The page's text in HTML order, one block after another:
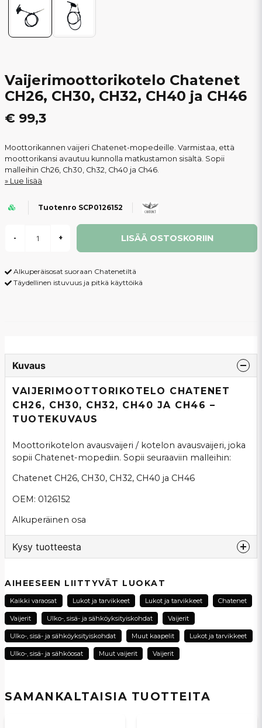
Vaijerimoottorikotelo Chatenet
CH26, CH30, CH32, CH40 ja CH46
€ 99,3
Moottorikannen vaijeri Chatenet-mopedeille. Varmistaa, että
moottorikansi avautuu kunnolla matkustamon sisältä. Sopii
malleihin Ch26, Ch30, Ch32, Ch40 ja Ch46.
Lue lisää
Tuotenro SCP0126152
- + LISÄÄ OSTOSKORIIN
Alkuperäisosat suoraan Chatenetiltä
Täydellinen istuvuus ja pitkä käyttöikä
SAMANKALTAISIA ​​TUOTTEITA
Kuvaus
VAIJERIMOOTTORIKOTELO CHATENET
CH26, CH30, CH32, CH40 JA CH46 –
TUOTEKUVAUS
Moottorikotelon avausvaijeri / kotelon avausvaijeri, joka
sopii Chatenet-mopediin. Sopii seuraaviin malleihin:
Chatenet CH26, CH30, CH32, CH40 ja CH46
OEM: 0126152
Alkuperäinen osa
Kysy tuotteesta
Kysy meiltä tästä tuotteesta...
name
Nimi
AIHEESEEN LIITTYVÄT LUOKAT
Kaikki varaosat Lukot ja tarvikkeet Lukot ja tarvikkeet Chatenet
Vaijerit Ulko-, sisä- ja sähköyksityiskohdat Vaijerit
Ulko-, sisä- ja sähköyksityiskohdat Muut kaapelit Lukot ja tarvikkeet
Ulko-, sisä- ja sähköosat Muut vaijerit Vaijerit